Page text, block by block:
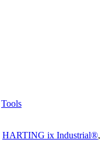
Tools
HARTING ix Industrial®,